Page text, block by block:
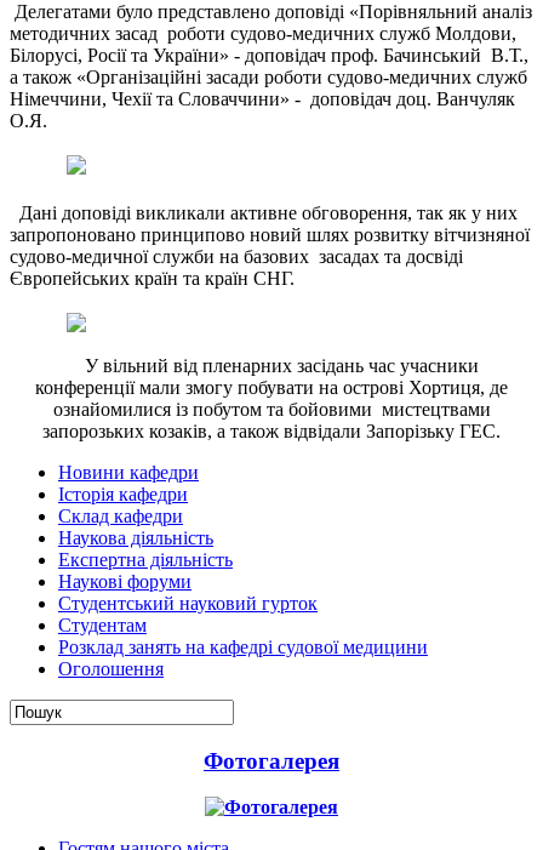
Делегатами було представлено доповіді «Порівняльний аналіз
методичних засад роботи судово-медичних служб Молдови,
Білорусі, Росії та України» - доповідач проф. Бачинський В.Т.,
а також «Організаційні засади роботи судово-медичних служб
Німеччини, Чехії та Словаччини» - доповідач доц. Ванчуляк
О.Я.
Дані доповіді викликали активне обговорення, так як у них
запропоновано принципово новий шлях розвитку вітчизняної
судово-медичної служби на базових засадах та досвіді
Європейських країн та країн СНГ.
У вільний від пленарних засідань час учасники
конференції мали змогу побувати на острові Хортиця, де
ознайомилися із побутом та бойовими мистецтвами
запорозьких козаків, а також відвідали Запорізьку ГЕС.
Новини кафедри
Історія кафедри
Склад кафедри
Наукова діяльність
Експертна діяльність
Наукові форуми
Студентський науковий гурток
Студентам
Розклад занять на кафедрі судової медицини
Оголошення
Фотогалерея